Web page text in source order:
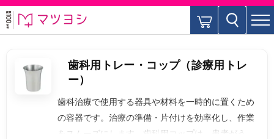
歯科用トレー・コップ（診療用トレ
ー）
歯科治療で使用する器具や材料を一時的に置くため
の容器です。治療の準備・片付けを効率化し、作業
をスムーズにします。歯科用コップは、患者がうが